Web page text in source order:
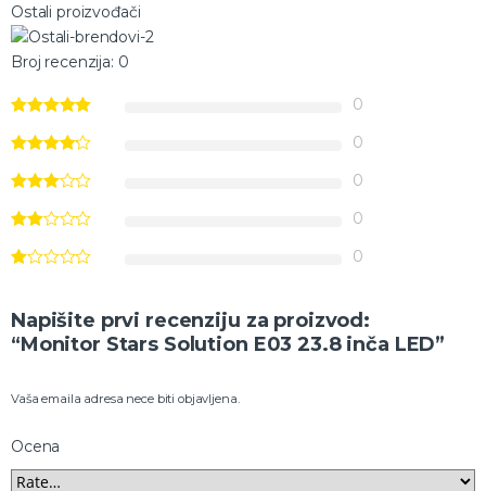
Ostali proizvođači
Broj recenzija: 0
0
0
0
0
0
Napišite prvi recenziju za proizvod:
“Monitor Stars Solution E03 23.8 inča LED”
Vaša emaila adresa nece biti objavljena.
Ocena